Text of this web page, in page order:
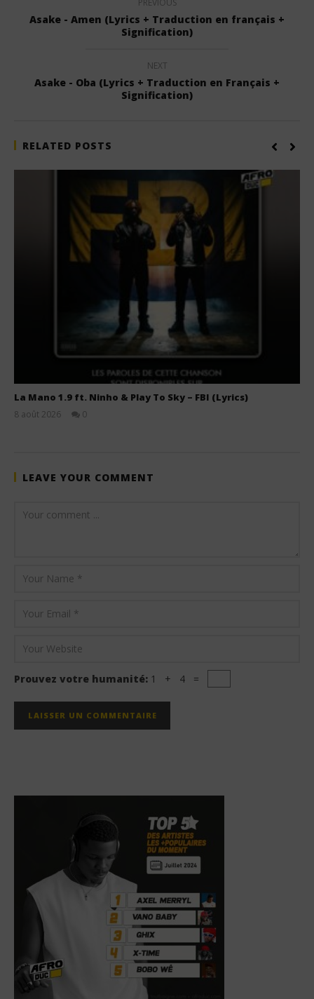
Asake - Amen (Lyrics + Traduction en français +
Signification)
NEXT
Asake - Oba (Lyrics + Traduction en Français +
Signification)
RELATED POSTS
La Mano 1.9 ft. Ninho & Play To Sky – FBI (Lyrics)
8 août 2026
0
LEAVE YOUR COMMENT
Prouvez votre humanité: 1 + 4 =